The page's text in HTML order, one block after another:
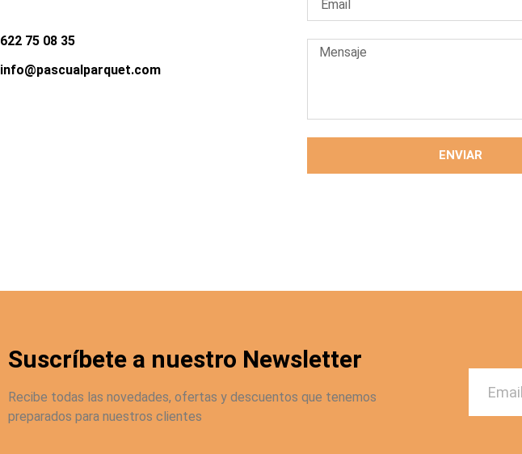
622 75 08 35
info@pascualparquet.com
ENVIAR
Suscríbete a nuestro Newsletter
Recibe todas las novedades, ofertas y descuentos que tenemos
preparados para nuestros clientes